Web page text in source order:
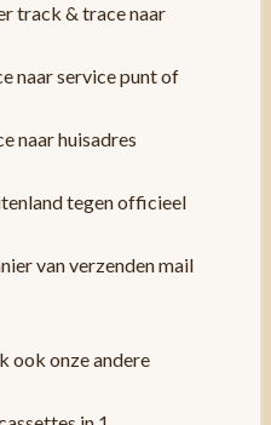
track & trace naar
naar service punt of
naar huisadres
tegen officieel
van verzenden mail
ook onze andere